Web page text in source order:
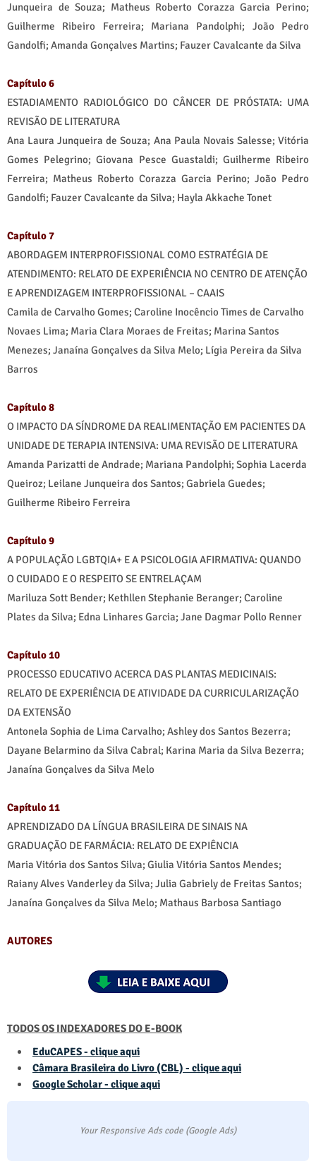
Junqueira de Souza; Matheus Roberto Corazza Garcia Perino;
Guilherme Ribeiro Ferreira; Mariana Pandolphi; João Pedro
Gandolfi; Amanda Gonçalves Martins; Fauzer Cavalcante da Silva
Capítulo 6
ESTADIAMENTO RADIOLÓGICO DO CÂNCER DE PRÓSTATA: UMA
REVISÃO DE LITERATURA
Ana Laura Junqueira de Souza; Ana Paula Novais Salesse; Vitória
Gomes Pelegrino; Giovana Pesce Guastaldi; Guilherme Ribeiro
Ferreira; Matheus Roberto Corazza Garcia Perino; João Pedro
Gandolfi; Fauzer Cavalcante da Silva; Hayla Akkache Tonet
Capítulo 7
ABORDAGEM INTERPROFISSIONAL COMO ESTRATÉGIA DE
ATENDIMENTO: RELATO DE EXPERIÊNCIA NO CENTRO DE ATENÇÃO
E APRENDIZAGEM INTERPROFISSIONAL – CAAIS
Camila de Carvalho Gomes; Caroline Inocêncio Times de Carvalho
Novaes Lima; Maria Clara Moraes de Freitas; Marina Santos
Menezes; Janaína Gonçalves da Silva Melo; Lígia Pereira da Silva
Barros
Capítulo 8
O IMPACTO DA SÍNDROME DA REALIMENTAÇÃO EM PACIENTES DA
UNIDADE DE TERAPIA INTENSIVA: UMA REVISÃO DE LITERATURA
Amanda Parizatti de Andrade; Mariana Pandolphi; Sophia Lacerda
Queiroz; Leilane Junqueira dos Santos; Gabriela Guedes;
Guilherme Ribeiro Ferreira
Capítulo 9
A POPULAÇÃO LGBTQIA+ E A PSICOLOGIA AFIRMATIVA: QUANDO
O CUIDADO E O RESPEITO SE ENTRELAÇAM
Mariluza Sott Bender; Kethllen Stephanie Beranger; Caroline
Plates da Silva; Edna Linhares Garcia; Jane Dagmar Pollo Renner
Capítulo 10
PROCESSO EDUCATIVO ACERCA DAS PLANTAS MEDICINAIS:
RELATO DE EXPERIÊNCIA DE ATIVIDADE DA CURRICULARIZAÇÃO
DA EXTENSÃO
Antonela Sophia de Lima Carvalho; Ashley dos Santos Bezerra;
Dayane Belarmino da Silva Cabral; Karina Maria da Silva Bezerra;
Janaína Gonçalves da Silva Melo
Capítulo 11
APRENDIZADO DA LÍNGUA BRASILEIRA DE SINAIS NA
GRADUAÇÃO DE FARMÁCIA: RELATO DE EXPIÊNCIA
Maria Vitória dos Santos Silva; Giulia Vitória Santos Mendes;
Raiany Alves Vanderley da Silva; Julia Gabriely de Freitas Santos;
Janaína Gonçalves da Silva Melo; Mathaus Barbosa Santiago
AUTORES
TODOS OS INDEXADORES DO E-BOOK
EduCAPES - clique aqui
Câmara Brasileira do Livro (CBL) - clique aqui
Google Scholar - clique aqui
Your Responsive Ads code (Google Ads)